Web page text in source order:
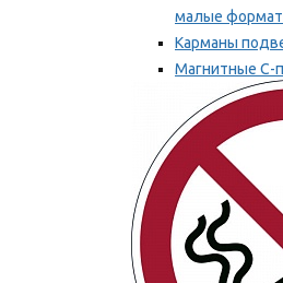
малые
Карманы
Магнитные С-
Напольная
Мы рекомендуем